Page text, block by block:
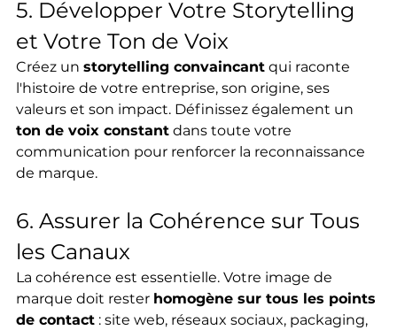
5. Développer Votre Storytelling
et Votre Ton de Voix
Créez un storytelling convaincant qui raconte
l'histoire de votre entreprise, son origine, ses
valeurs et son impact. Définissez également un
ton de voix constant dans toute votre
communication pour renforcer la reconnaissance
de marque.
6. Assurer la Cohérence sur Tous
les Canaux
La cohérence est essentielle. Votre image de
marque doit rester homogène sur tous les points
de contact : site web, réseaux sociaux, packaging,